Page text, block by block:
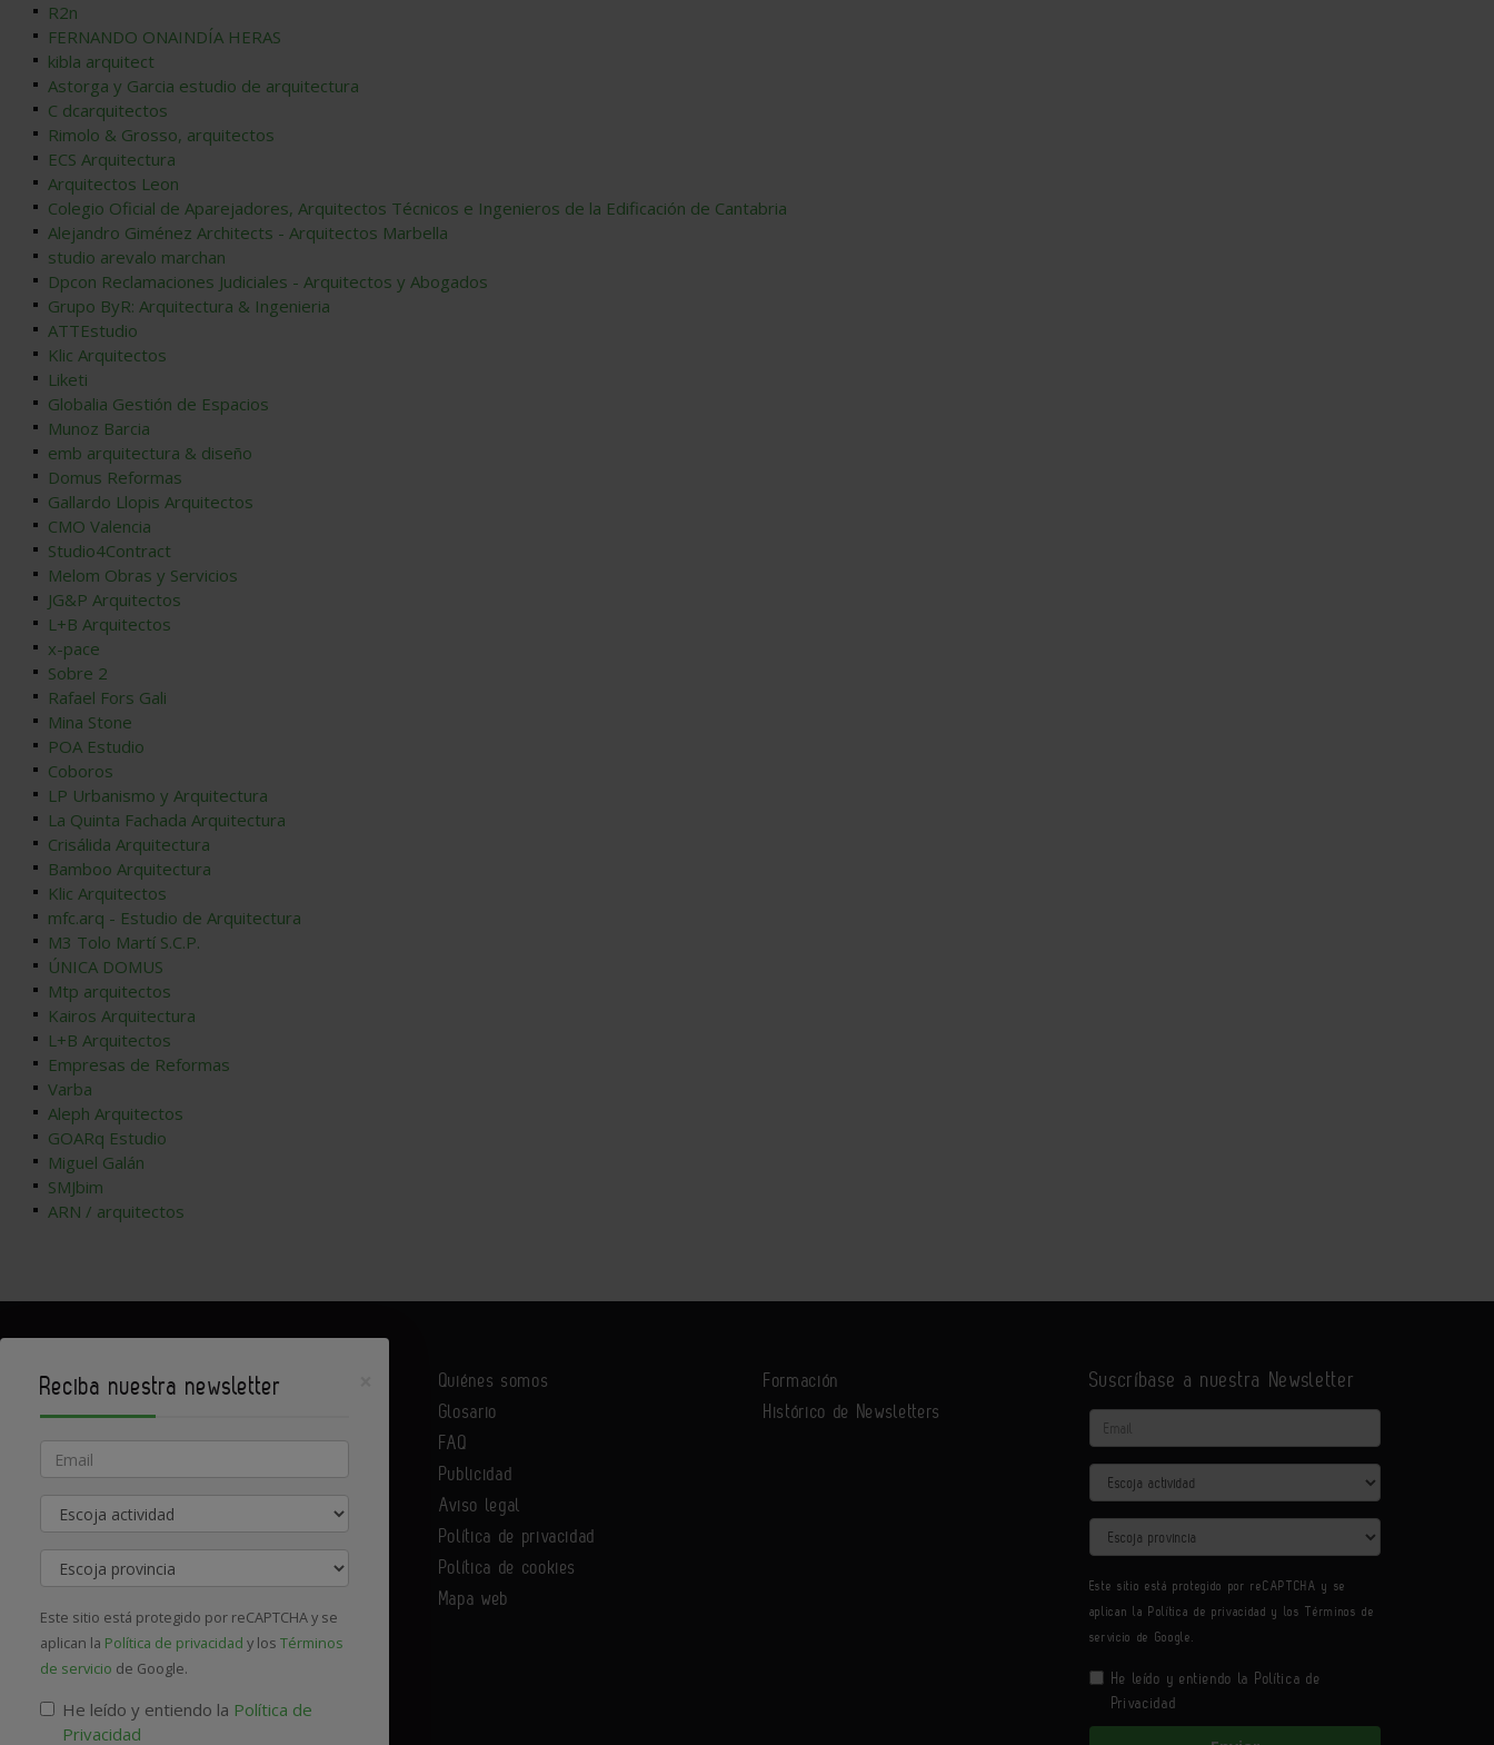
R2n
FERNANDO ONAINDÍA HERAS
kibla arquitect
Astorga y Garcia estudio de arquitectura
C dcarquitectos
Rimolo & Grosso, arquitectos
ECS Arquitectura
Arquitectos Leon
Colegio Oficial de Aparejadores, Arquitectos Técnicos e Ingenieros de la Edificación de Cantabria
Alejandro Giménez Architects - Arquitectos Marbella
studio arevalo marchan
Dpcon Reclamaciones Judiciales - Arquitectos y Abogados
Grupo ByR: Arquitectura & Ingenieria
ATTEstudio
Klic Arquitectos
Liketi
Globalia Gestión de Espacios
Munoz Barcia
emb arquitectura & diseño
Domus Reformas
Gallardo Llopis Arquitectos
CMO Valencia
Studio4Contract
Melom Obras y Servicios
JG&P Arquitectos
L+B Arquitectos
x-pace
Sobre 2
Rafael Fors Gali
Mina Stone
POA Estudio
Coboros
LP Urbanismo y Arquitectura
La Quinta Fachada Arquitectura
Crisálida Arquitectura
Bamboo Arquitectura
Klic Arquitectos
mfc.arq - Estudio de Arquitectura
M3 Tolo Martí S.C.P.
ÚNICA DOMUS
Mtp arquitectos
Kairos Arquitectura
L+B Arquitectos
Empresas de Reformas
Varba
Aleph Arquitectos
GOARq Estudio
Miguel Galán
SMJbim
ARN / arquitectos
Contacte con nosotros
Quiénes somos
Glosario
FAQ
Publicidad
Aviso legal
Política de privacidad
Política de cookies
Mapa web
Formación
Histórico de Newsletters
Suscríbase a nuestra Newsletter
Email
Actividad
Provincia
Este sitio está protegido por reCAPTCHA y se
aplican la Política de privacidad y losTérminos de
servicio de Google.
He leído y entiendo la Política de
Privacidad
Reciba nuestra newsletter
Email
Actividad
Provincia
Este sitio está protegido por reCAPTCHA y se
aplican la Política de privacidad y los Términos
de servicio de Google.
He leído y entiendo la Política de
Privacidad